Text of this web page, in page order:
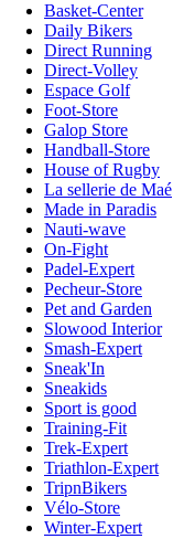
Basket-Center
Daily Bikers
Direct Running
Direct-Volley
Espace Golf
Foot-Store
Galop Store
Handball-Store
House of Rugby
La sellerie de Maé
Made in Paradis
Nauti-wave
On-Fight
Padel-Expert
Pecheur-Store
Pet and Garden
Slowood Interior
Smash-Expert
Sneak'In
Sneakids
Sport is good
Training-Fit
Trek-Expert
Triathlon-Expert
TripnBikers
Vélo-Store
Winter-Expert